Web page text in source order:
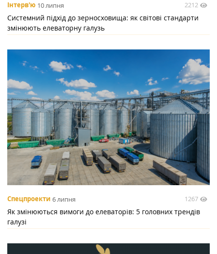
Інтерв'ю 10 липня 2212
Системний підхід до зерносховища: як світові стандарти
змінюють елеваторну галузь
Спецпроекти 6 липня 1267
Як змінюються вимоги до елеваторів: 5 головних трендів
галузі